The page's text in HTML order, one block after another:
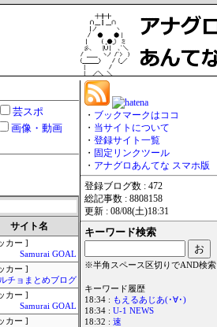
芸スポ
画像・動画
サイト名
カー ]
Samurai GOAL
カー ]
チョまとめブログ
カー ]
Samurai GOAL
カー ]
・ ブックマークはココ
・ 当サイトについて
・ 登録サイト一覧
・ 固定リンクツール
・ アナグロあんてな スマホ版
登録ブログ数 : 472
総記事数 : 8808158
更新 : 08/08(土)18:31
キーワード検索
※半角スペース区切りでAND検索
キーワード履歴
18:34 : もえるあじあ(･∀･)
18:34 : U-1 NEWS
18:32 : 速